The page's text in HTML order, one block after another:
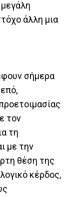
άλλη μια
σήμερα
τον
τη
με την
θέση της
κέρδος,